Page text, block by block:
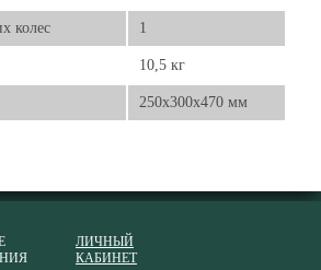
колес 1
10,5 кг
250x300x470 мм
ЛИЧНЫЙ
КАБИНЕТ